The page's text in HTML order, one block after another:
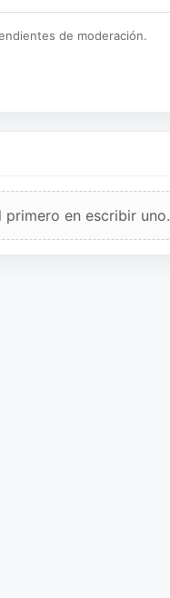
de moderación.
primero en escribir uno.